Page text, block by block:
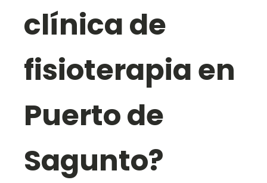
clínica de
fisioterapia en
Puerto de
Sagunto?